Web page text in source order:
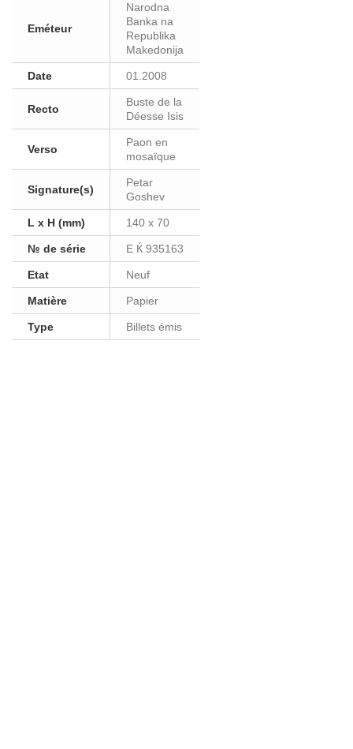
Eméteur
Narodna
Banka na
Republika
Makedonija
Date 01.2008
Recto
Buste de la
Déesse Isis
Verso
Paon en
mosaïque
Signature(s)
Petar
Goshev
L x H (mm) 140 x 70
№ de série E Ќ 935163
Etat Neuf
Matière Papier
Type Billets émis